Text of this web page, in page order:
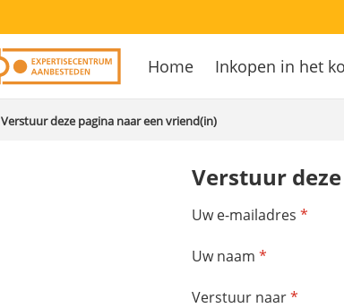
Hoofdnavigatie
Home Inkopen in het
Verstuur deze pagina naar een vriend(in)
Verstuur
Uw e-mailadres*
Uw naam*
Verstuur naar*